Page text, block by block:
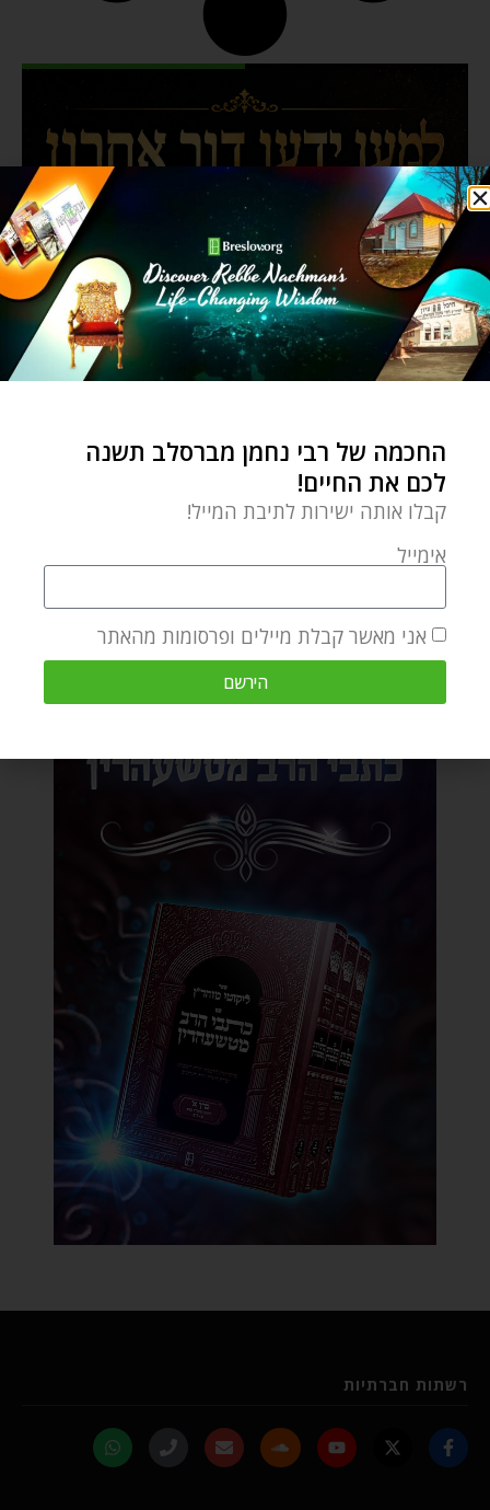
רשתות חברתיות
החכמה של רבי נחמן מברסלב תשנה
לכם את החיים!
קבלו אותה ישירות לתיבת המייל!
אימייל
אני מאשר קבלת מיילים ופרסומות מהאתר
הירשם